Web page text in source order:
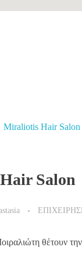
Salon
θέτουν την